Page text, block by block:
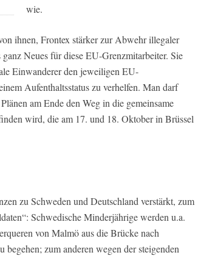
wie.
ihnen, Frontex stärker zur Abwehr illegaler
Neues für diese EU-Grenzmitarbeiter. Sie
Einwanderer den jeweiligen EU-
Aufenthaltsstatus zu verhelfen. Man darf
am Ende den Weg in die gemeinsame
wird, die am 17. und 18. Oktober in Brüssel
zu Schweden und Deutschland verstärkt, zum
Schwedische Minderjährige werden u.a.
von Malmö aus die Brücke nach
zum anderen wegen der steigenden